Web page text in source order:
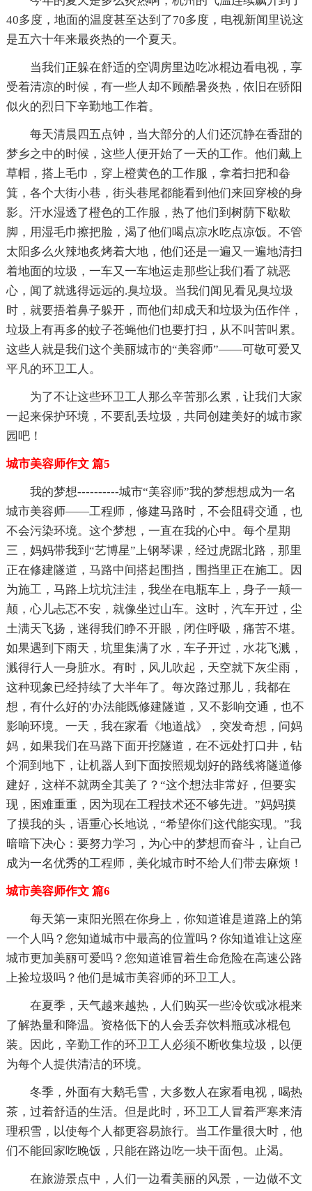
40多度，地面的温度甚至达到了70多度，电视新闻里说这
是五六十年来最炎热的一个夏天。
当我们正躲在舒适的空调房里边吃冰棍边看电视，享
受着清凉的时候，有一些人却不顾酷暑炎热，依旧在骄阳
似火的烈日下辛勤地工作着。
每天清晨四五点钟，当大部分的人们还沉静在香甜的
梦乡之中的时候，这些人便开始了一天的工作。他们戴上
草帽，搭上毛巾，穿上橙黄色的工作服，拿着扫把和畚
箕，各个大街小巷，街头巷尾都能看到他们来回穿梭的身
影。汗水湿透了橙色的工作服，热了他们到树荫下歇歇
脚，用湿毛巾擦把脸，渴了他们喝点凉水吃点凉饭。不管
太阳多么火辣地炙烤着大地，他们还是一遍又一遍地清扫
着地面的垃圾，一车又一车地运走那些让我们看了就恶
心，闻了就逃得远远的.臭垃圾。当我们闻见看见臭垃圾
时，就要捂着鼻子躲开，而他们却成天和垃圾为伍作伴，
垃圾上有再多的蚊子苍蝇他们也要打扫，从不叫苦叫累。
这些人就是我们这个美丽城市的“美容师”——可敬可爱又
平凡的环卫工人。
为了不让这些环卫工人那么辛苦那么累，让我们大家
一起来保护环境，不要乱丢垃圾，共同创建美好的城市家
园吧！
城市美容师作文 篇5
我的梦想----------城市“美容师”我的梦想想成为一名
城市美容师——工程师，修建马路时，不会阻碍交通，也
不会污染环境。这个梦想，一直在我的心中。每个星期
三，妈妈带我到“艺博星”上钢琴课，经过虎踞北路，那里
正在修建隧道，马路中间搭起围挡，围挡里正在施工。因
为施工，马路上坑坑洼洼，我坐在电瓶车上，身子一颠一
颠，心儿忐忑不安，就像坐过山车。这时，汽车开过，尘
土满天飞扬，迷得我们睁不开眼，闭住呼吸，痛苦不堪。
如果遇到下雨天，坑里集满了水，车子开过，水花飞溅，
溅得行人一身脏水。有时，风儿吹起，天空就下灰尘雨，
这种现象已经持续了大半年了。每次路过那儿，我都在
想，有什么好的'办法能既修建隧道，又不影响交通，也不
影响环境。一天，我在家看《地道战》，突发奇想，问妈
妈，如果我们在马路下面开挖隧道，在不远处打口井，钻
个洞到地下，让机器人到下面按照规划好的路线将隧道修
建好，这样不就两全其美了？“这个想法非常好，但要实
现，困难重重，因为现在工程技术还不够先进。”妈妈摸
了摸我的头，语重心长地说，“希望你们这代能实现。”我
暗暗下决心：要努力学习，为心中的梦想而奋斗，让自己
成为一名优秀的工程师，美化城市时不给人们带去麻烦！
城市美容师作文 篇6
每天第一束阳光照在你身上，你知道谁是道路上的第
一个人吗？您知道城市中最高的位置吗？你知道谁让这座
城市更加美丽可爱吗？您知道谁冒着生命危险在高速公路
上捡垃圾吗？他们是城市美容师的环卫工人。
在夏季，天气越来越热，人们购买一些冷饮或冰棍来
了解热量和降温。资格低下的人会丢弃饮料瓶或冰棍包
装。因此，辛勤工作的环卫工人必须不断收集垃圾，以便
为每个人提供清洁的环境。
冬季，外面有大鹅毛雪，大多数人在家看电视，喝热
茶，过着舒适的生活。但是此时，环卫工人冒着严寒来清
理积雪，以使每个人都更容易旅行。当工作量很大时，他
们不能回家吃晚饭，只能在路边吃一块干面包。止渴。
在旅游景点中，人们一边看美丽的风景，一边做不文